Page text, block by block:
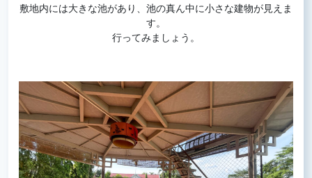
敷地内には大きな池があり、池の真ん中に小さな建物が見えま
す。
行ってみましょう。